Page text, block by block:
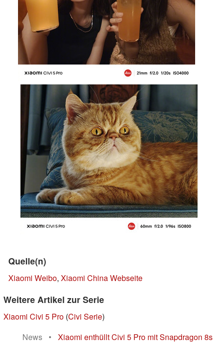
Quelle(n)
Xiaomi Weibo, Xiaomi China Webseite
Weitere Artikel zur Serie
Xiaomi Civi 5 Pro (Civi Serie)
News
•
Xiaomi enthüllt Civi 5 Pro mit Snapdragon 8s